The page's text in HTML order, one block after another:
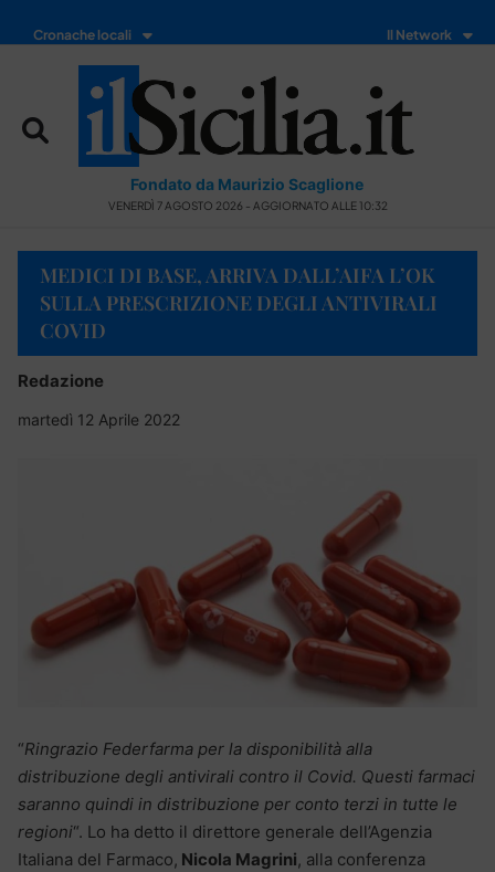
Cronache locali Il Network
Fondato da Maurizio Scaglione
VENERDÌ 7 AGOSTO 2026 - AGGIORNATO ALLE 10:32
MEDICI DI BASE, ARRIVA DALL’AIFA L’OK
SULLA PRESCRIZIONE DEGLI ANTIVIRALI
COVID
Redazione
martedì 12 Aprile 2022
“Ringrazio Federfarma per la disponibilità alla
distribuzione degli antivirali contro il Covid. Questi farmaci
saranno quindi in distribuzione per conto terzi in tutte le
regioni“. Lo ha detto il direttore generale dell’Agenzia
Italiana del Farmaco, Nicola Magrini, alla conferenza